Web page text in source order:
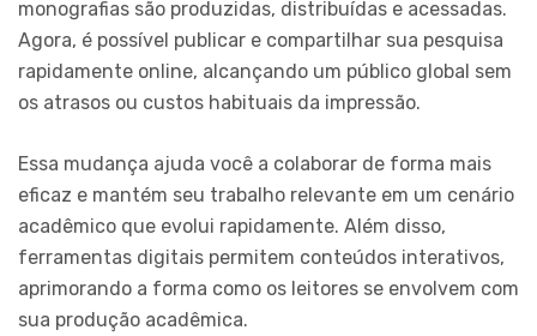
monografias são produzidas, distribuídas e acessadas.
Agora, é possível publicar e compartilhar sua pesquisa
rapidamente online, alcançando um público global sem
os atrasos ou custos habituais da impressão.
Essa mudança ajuda você a colaborar de forma mais
eficaz e mantém seu trabalho relevante em um cenário
acadêmico que evolui rapidamente. Além disso,
ferramentas digitais permitem conteúdos interativos,
aprimorando a forma como os leitores se envolvem com
sua produção acadêmica.